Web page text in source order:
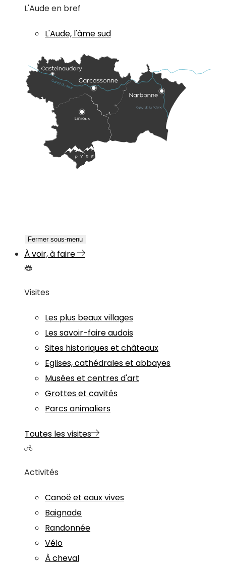
L'Aude en bref
L'Aude, l'âme sud
Fermer sous-menu
À voir, à faire
Visites
Les plus beaux villages
Les savoir-faire audois
Sites historiques et châteaux
Eglises, cathédrales et abbayes
Musées et centres d'art
Grottes et cavités
Parcs animaliers
Toutes les visites
Activités
Canoë et eaux vives
Baignade
Randonnée
Vélo
À cheval